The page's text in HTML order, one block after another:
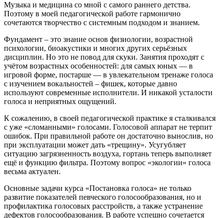
Музыка и медицина со мной с самого раннего детства.
Поэтому в моей педагогической работе гармонично
сочетаются творчество с системным подходом и знанием.
Фундамент – это знание основ физиологии, возрастной
психологии, биоакустики и многих других серьёзных
дисциплин. Но это не повод для скуки. Занятия проходят с
учётом возрастных особенностей: для самых юных — в
игровой форме, постарше — в увлекательном тренаже голоса
с изучением вокальностей – фишек, которые давно
используют современные исполнители. И никакой усталости
голоса и неприятных ощущений.
К сожалению, в своей педагогической практике я сталкивался
с уже «сломанными» голосами. Голосовой аппарат не терпит
ошибок. При правильной работе он достаточно вынослив, но
при эксплуатации может дать «трещину». Усугубляет
ситуацию загрязненность воздуха, гортань теперь выполняет
ещё и функцию фильтра. Поэтому вопрос «экологии» голоса
весьма актуален.
Основные задачи курса «Постановка голоса» не только
развитие показателей певческого голосообразования, но и
профилактика голосовых расстройств, а также устранение
дефектов голосообразования. В работе успешно сочетается